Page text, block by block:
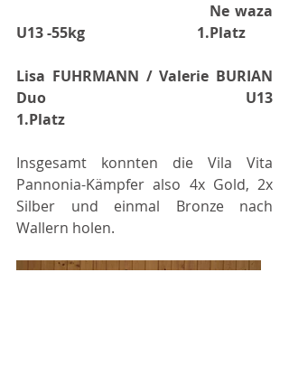
Ne waza
U13 -55kg
1.Platz
Lisa FUHRMANN / Valerie BURIAN
Duo
U13
1.Platz
Insgesamt konnten die Vila Vita
Pannonia-Kämpfer also 4x Gold, 2x
Silber und einmal Bronze nach
Wallern holen.